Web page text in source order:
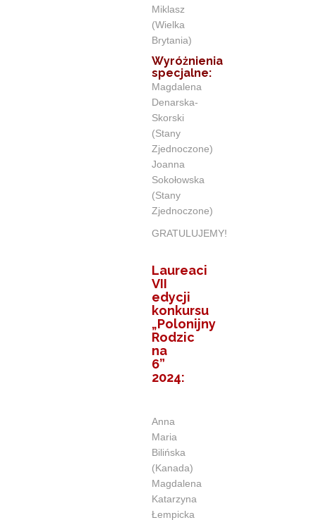
Miklasz
(Wielka
Brytania)
Wyróżnienia
specjalne:
Magdalena
Denarska-
Skorski
(Stany
Zjednoczone)
Joanna
Sokołowska
(Stany
Zjednoczone)
GRATULUJEMY!
Laureaci
VII
edycji
konkursu
„Polonijny
Rodzic
na
6”
2024:
Anna
Maria
Bilińska
(Kanada)
Magdalena
Katarzyna
Łempicka